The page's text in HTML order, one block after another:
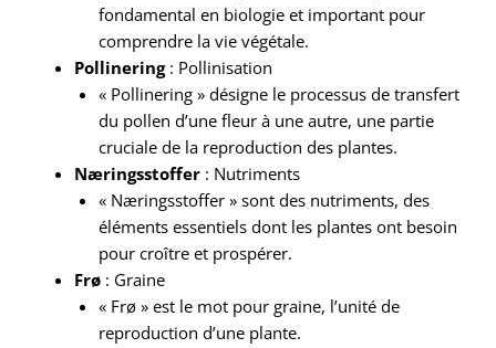
fondamental en biologie et important pour
comprendre la vie végétale.
Pollinering: Pollinisation
« Pollinering » désigne le processus de transfert
du pollen d’une fleur à une autre, une partie
cruciale de la reproduction des plantes.
Næringsstoffer : Nutriments
« Næringsstoffer » sont des nutriments, des
éléments essentiels dont les plantes ont besoin
pour croître et prospérer.
Frø : Graine
« Frø » est le mot pour graine, l’unité de
reproduction d’une plante.